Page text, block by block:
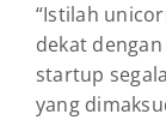
“Istilah
dekat
startup
yang